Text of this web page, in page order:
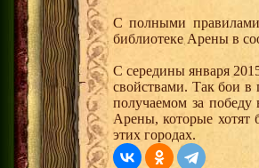
С полными
библиотеке Арены в
С середины января
свойствами. Так бои в
получаемом за
Арены, которые хотят
этих городах.